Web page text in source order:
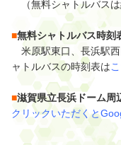
（無料シャトルバスは
■無料シャトルバス時刻
米原駅東口、長浜駅
ャトルバスの時刻表は
■滋賀県立長浜ドーム周
クリックいただくと